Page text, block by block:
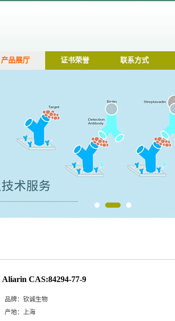
产品展厅 证书荣誉 联系方式
Aliarin CAS:84294-77-9
品牌： 钦诚生物
产地： 上海